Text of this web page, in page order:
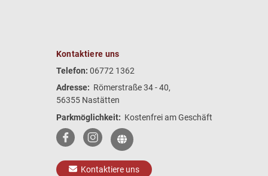
Kontaktiere uns
Telefon: 06772 1362
Adresse: Römerstraße 34 - 40,
56355 Nastätten
Parkmöglichkeit: Kostenfrei am Geschäft
Kontaktiere uns